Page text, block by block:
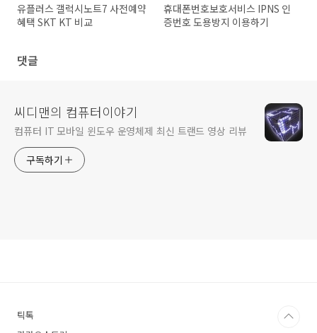
유플러스 갤럭시노트7 사전예약
혜택 SKT KT 비교
휴대폰번호보호서비스 IPNS 인
증번호 도용방지 이용하기
댓글
씨디맨의 컴퓨터이야기
컴퓨터 IT 모바일 윈도우 운영체제 최신 트랜드 영상 리뷰
구독하기
틱톡